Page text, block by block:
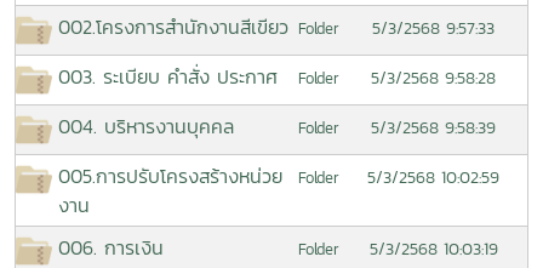
002.โครงการสำนักงานสีเขียว Folder 5/3/2568 9:57:33
003. ระเบียบ คำสั่ง ประกาศ Folder 5/3/2568 9:58:28
004. บริหารงานบุคคล Folder 5/3/2568 9:58:39
005.การปรับโครงสร้างหน่วย
งาน
Folder 5/3/2568 10:02:59
006. การเงิน Folder 5/3/2568 10:03:19